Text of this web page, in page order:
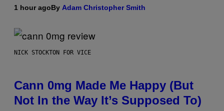
1 hour agoBy Adam Christopher Smith
NICK STOCKTON FOR VICE
Cann 0mg Made Me Happy (But
Not In the Way It’s Supposed To)